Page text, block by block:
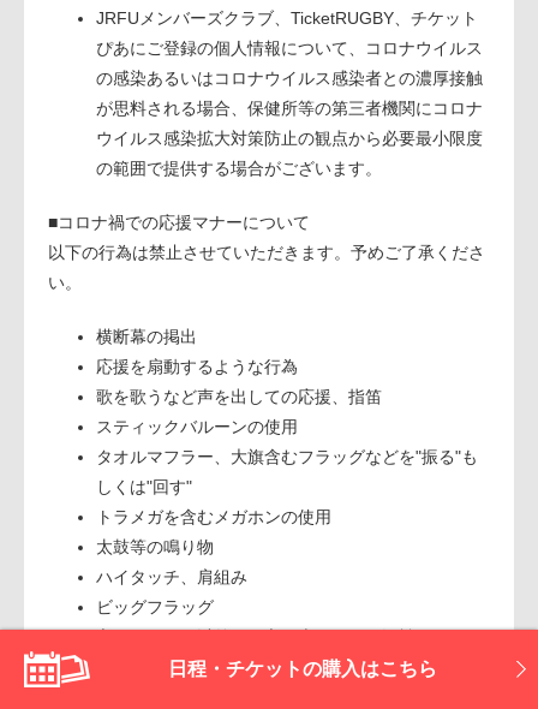
JRFUメンバーズクラブ、TicketRUGBY、チケット
ぴあにご登録の個人情報について、コロナウイルス
の感染あるいはコロナウイルス感染者との濃厚接触
が思料される場合、保健所等の第三者機関にコロナ
ウイルス感染拡大対策防止の観点から必要最小限度
の範囲で提供する場合がございます。
■コロナ禍での応援マナーについて
以下の行為は禁止させていただきます。予めご了承くださ
い。
横断幕の掲出
応援を扇動するような行為
歌を歌うなど声を出しての応援、指笛
スティックバルーンの使用
タオルマフラー、大旗含むフラッグなどを"振る"も
しくは"回す"
トラメガを含むメガホンの使用
太鼓等の鳴り物
ハイタッチ、肩組み
ビッグフラッグ
その他の行為については、
日程・チケットの購入はこちら